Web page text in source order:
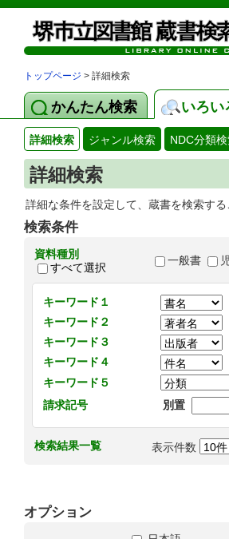
トップページ > 詳細検索
かんたん検索 いろい
詳細検索 ジャンル検索 NDC分類
詳細検索
詳細な条件を設定して、蔵書を検索する
検索条件
資料種別
すべて選択
一般書
キーワード１
キーワード２
キーワード３
キーワード４
キーワード５
請求記号
別置
検索結果一覧 表示件数
オプション